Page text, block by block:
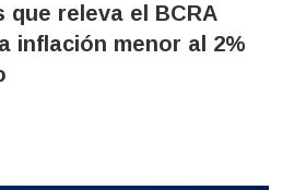
releva el BCRA
inflación menor al 2%